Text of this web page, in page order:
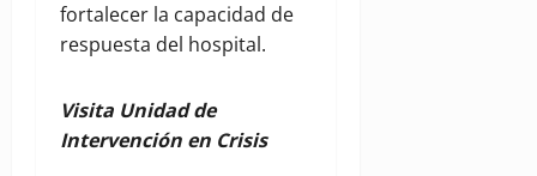
fortalecer la capacidad de
respuesta del hospital.
Visita Unidad de
Intervención en Crisis